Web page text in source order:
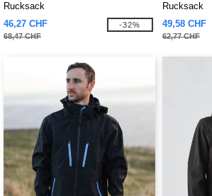
Rucksack
46,27 CHF
68,47 CHF
-32%
Rucksack
49,58 CHF
62,77 CHF